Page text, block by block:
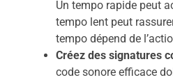
Un tempo rapide peut
tempo lent peut
tempo dépend de
Créez des signatures
code sonore efficace